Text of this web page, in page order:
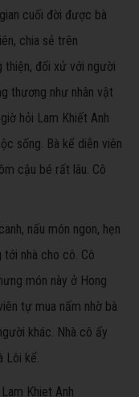
cuối đời được bà
chia sẻ trên
thiện, đối xử với người
thương như nhân vật
hỏi Lam Khiết Anh
sống. Bà kể diễn viên
cậu bé rất lâu. Cô
nấu món ngon, hẹn
tới nhà cho cô. Cô
món này ở Hong
tự mua nấm nhờ bà
khác. Nhà cô ấy
Lôi kể.